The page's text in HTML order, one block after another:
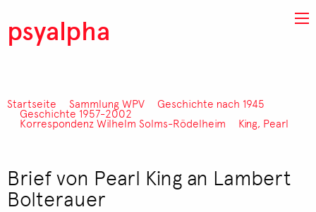
psyalpha
Pfadnavigation
Startseite Sammlung WPV Geschichte nach 1945
Geschichte 1957-2002
Korrespondenz Wilhelm Solms-Rödelheim King, Pearl
Brief von Pearl King an Lambert
Bolterauer